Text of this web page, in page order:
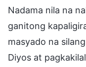
Nadama nila na
ganitong
masyado na
Diyos at